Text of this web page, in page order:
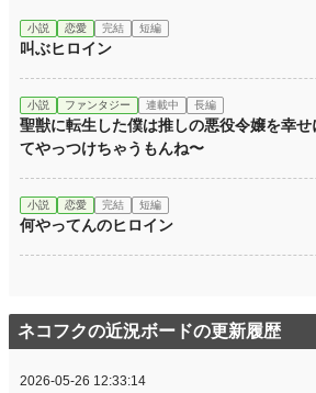
小説 恋愛 完結 短編
叫ぶヒロイン
小説 ファンタジー 連載中 長編
聖獣に転生した僕は推しの悪役令嬢を幸
てやっつけちゃうもんね〜
小説 恋愛 完結 短編
何やってんのヒロイン
ネコフクの近況ボードの更新履歴
2026-05-26 12:33:14